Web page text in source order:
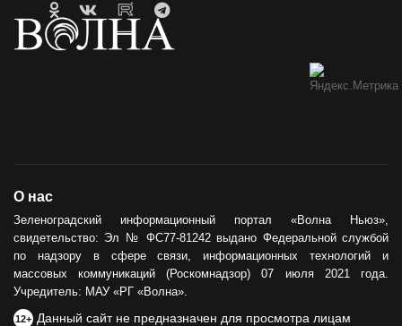
О нас
Зеленоградский информационный портал «Волна Ньюз»,
свидетельство: Эл № ФС77-81242 выдано Федеральной службой
по надзору в сфере связи, информационных технологий и
массовых коммуникаций (Роскомнадзор) 07 июля 2021 года.
Учредитель: МАУ «РГ «Волна».
12+ Данный сайт не предназначен для просмотра лицам